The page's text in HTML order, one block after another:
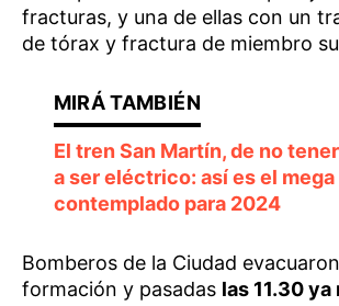
fracturas, y una de ellas con un
de tórax y fractura de miembro
El tren San Martín, de no
a ser eléctrico: así es el
contemplado para 2024
Bomberos de la Ciudad
formación y pasadas las 11.30 ya